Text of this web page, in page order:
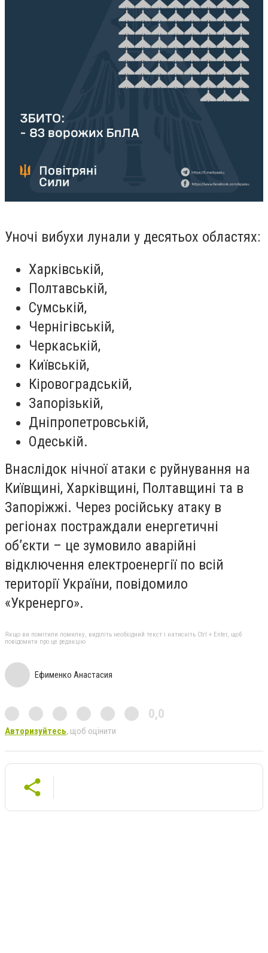
Уночі вибухи лунали у десятьох областях:
Харківській,
Полтавській,
Сумській,
Чернігівській,
Черкаській,
Київській,
Кіровоградській,
Запорізькій,
Дніпропетровській,
Одеській.
Внаслідок нічної атаки є руйнування на
Київщині, Харківщині, Полтавщині та в
Запоріжжі. Через російську атаку в
регіонах постраждали енергетичні
об’єкти – це зумовило аварійні
відключення електроенергії по всій
території України, повідомило
«Укренерго».
Якщо ви помітили помилку, виділіть необхідний текст і натисніть Ctrl + Enter, щоб
повідомити про це редакцію
Ефименко Анастасия
0,0
Авторизуйтесь, щоб оцінити